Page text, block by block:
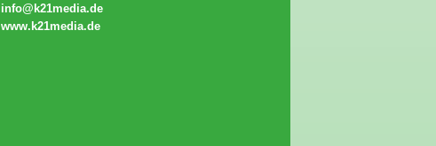
info@k21media.de
www.k21media.de